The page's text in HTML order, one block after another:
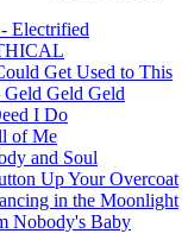
- Electrified
Get Used to This
Geld Geld Geld
I Do
of Me
and Soul
Up Your Overcoat
in the Moonlight
Nobody's Baby